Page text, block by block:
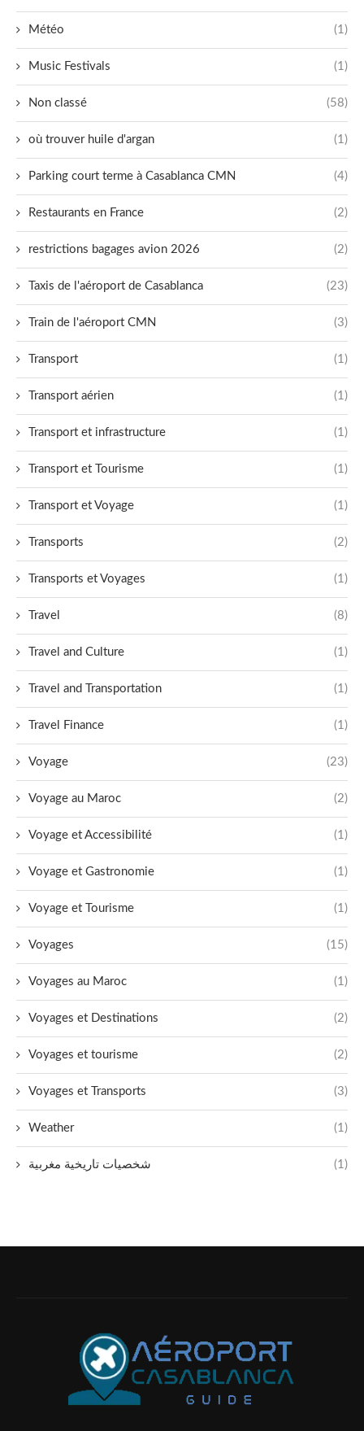
Météo (1)
Music Festivals (1)
Non classé (58)
où trouver huile d'argan (1)
Parking court terme à Casablanca CMN (4)
Restaurants en France (2)
restrictions bagages avion 2026 (2)
Taxis de l'aéroport de Casablanca (23)
Train de l'aéroport CMN (3)
Transport (1)
Transport aérien (1)
Transport et infrastructure (1)
Transport et Tourisme (1)
Transport et Voyage (1)
Transports (2)
Transports et Voyages (1)
Travel (8)
Travel and Culture (1)
Travel and Transportation (1)
Travel Finance (1)
Voyage (23)
Voyage au Maroc (2)
Voyage et Accessibilité (1)
Voyage et Gastronomie (1)
Voyage et Tourisme (1)
Voyages (15)
Voyages au Maroc (1)
Voyages et Destinations (2)
Voyages et tourisme (2)
Voyages et Transports (3)
Weather (1)
شخصيات تاريخية مغربية (1)